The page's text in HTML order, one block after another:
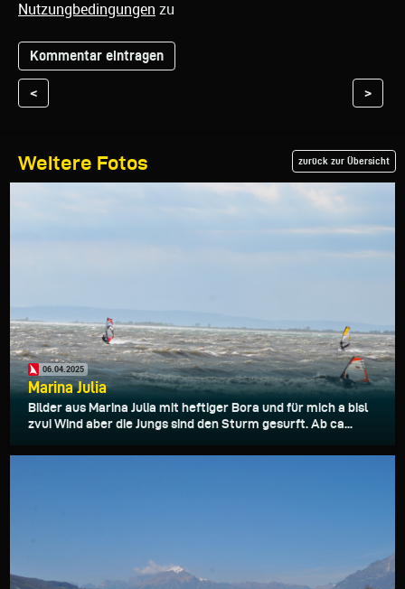
Nutzungbedingungen zu
< >
Weitere Fotos zurück zur Übersicht
06.04.2025
Marina Julia
Bilder aus Marina Julia mit heftiger Bora und für mich a bisl
zvui Wind aber die Jungs sind den Sturm gesurft. Ab ca...